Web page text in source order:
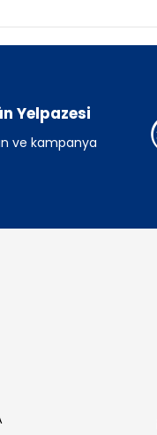
Yelpazesi
ve kampanya